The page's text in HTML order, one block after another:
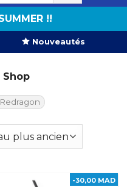
!!
Nouveautés
Shop
Redragon
-30,00 MAD